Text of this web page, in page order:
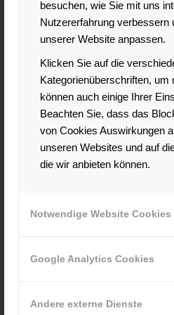
besuchen, wie Sie mit uns
Nutzererfahrung verbessern
unserer Website anpassen.
Klicken Sie auf die
Kategorienüberschriften, um
können auch einige Ihrer
Beachten Sie, dass das
von Cookies Auswirkungen
unseren Websites und auf
die wir anbieten können.
Notwendige Website Cookies
Google Analytics Cookies
Andere externe Dienste
3. Mit der Stimme überzeugen
Zu leise wirkt häufig schwach,
aus. Und Eintönigkeit kann
wirken. Es gilt, das rechte Maß
wichtig, das eigene
anpassen zu können.
Ende nach oben gehen. Klare
am Satzende stimmlich
Entschlossenheit aus. Und:
sich selbst reden. Wie wirkt es
Stimme geben.
Sie möchten sachlicher und